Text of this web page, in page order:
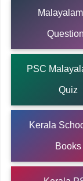
PSC
Quiz
Kerala
Books